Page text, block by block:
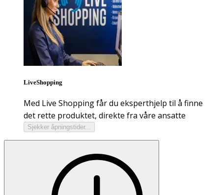
LiveShopping
Med Live Shopping får du eksperthjelp til å finne
det rette produktet, direkte fra våre ansatte
Sjekker åpningstider...